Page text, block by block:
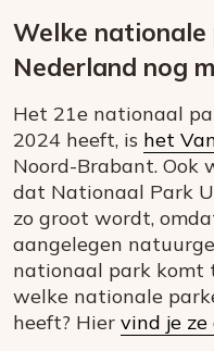
Welke
Nederland nog
Het 21e nationaal
2024 heeft, is het
Noord-Brabant. Ook
dat Nationaal Park
zo groot wordt,
aangelegen
nationaal park komt
welke nationale
heeft? Hier vind je